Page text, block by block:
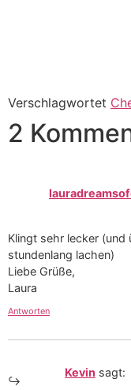
Verschlagwortet
2
Klingt sehr lecker
stundenlang lachen)
Liebe Grüße,
Laura
Antworten
Kevin sagt: